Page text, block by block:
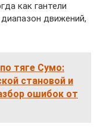
как гантели
движений,
тяге Сумо:
становой и
ошибок от